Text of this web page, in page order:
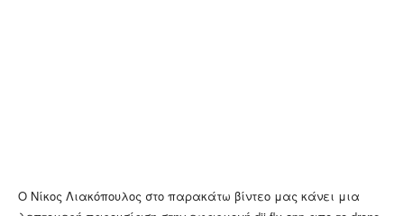
Ο Νίκος Λιακόπουλος στο παρακάτω βίντεο μας κάνει μια